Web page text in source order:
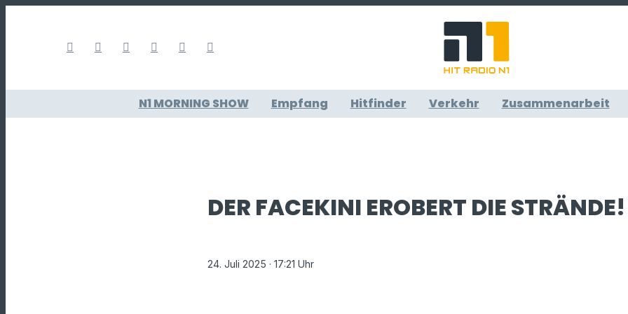
N1 MORNING SHOW Empfang Hitfinder Verkehr Zusammenarbeit
DER FACEKINI EROBERT DIE STRÄNDE!
24. Juli 2025 · 17:21 Uhr